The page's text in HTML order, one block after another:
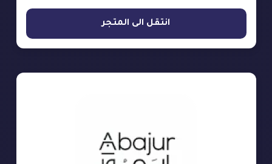
انتقل الى المتجر